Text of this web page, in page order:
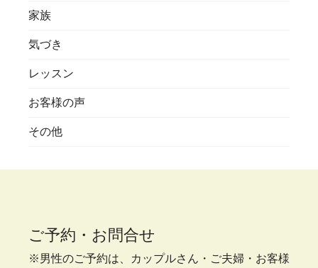
家族
気づき
レッスン
お客様の声
その他
ご予約・お問合せ
※男性のご予約は、カップルさん・ご夫婦・お客様